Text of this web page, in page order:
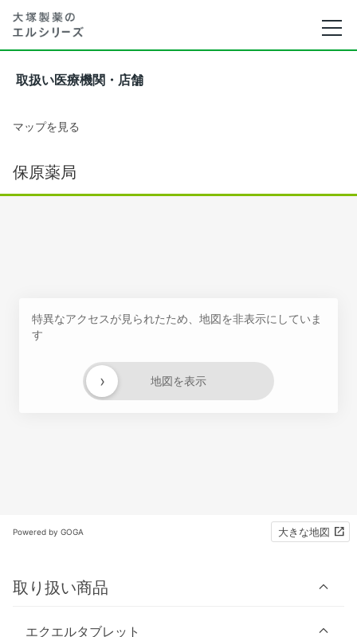
取扱い医療機関・店舗
マップを見る
保原薬局
特異なアクセスが見られたため、地図を非表示にしていま
す
地図を表示
›
Powered by GOGA 大きな地図
取り扱い商品
エクエルタブレット